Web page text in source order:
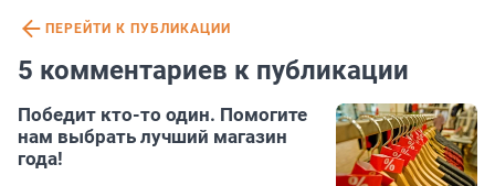
ПЕРЕЙТИ К ПУБЛИКАЦИИ
5 комментариев к публикации
Победит кто-то один. Помогите
нам выбрать лучший магазин
года!